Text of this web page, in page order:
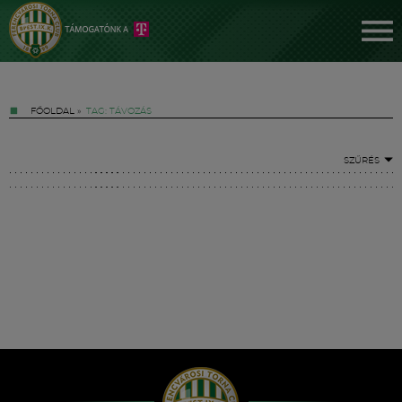
FŐOLDAL » TAG: TÁVOZÁS
SZŰRÉS
Hírek